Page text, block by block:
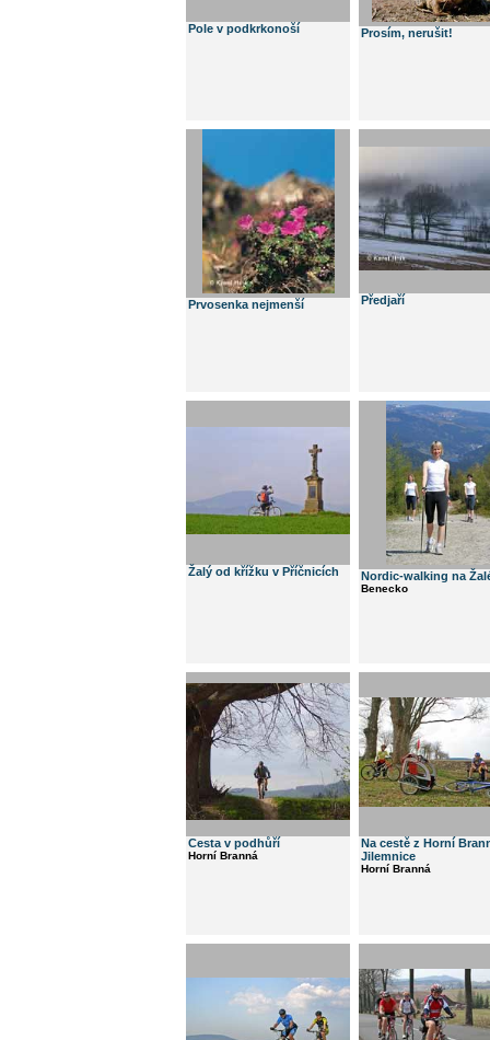
Pole v podkrkonoší Prosím, nerušit!
Prvosenka nejmenší Předjaří
Žalý od křížku v Příčnicích Nordic-walking na
Benecko
Cesta v podhůří
Horní Branná
Na cestě z Horní
Jilemnice
Horní Branná